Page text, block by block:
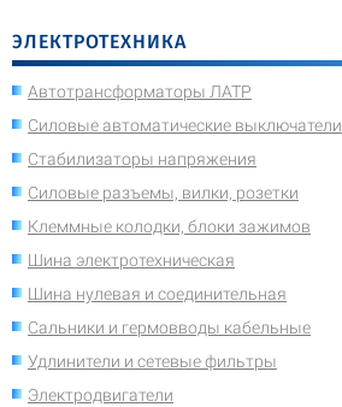
ЭЛЕКТРОТЕХНИКА
Автотрансформаторы ЛАТР
Силовые автоматические выключатели
Стабилизаторы напряжения
Силовые разъемы, вилки, розетки
Клеммные колодки, блоки зажимов
Шина электротехническая
Шина нулевая и соединительная
Сальники и гермовводы кабельные
Удлинители и сетевые фильтры
Электродвигатели